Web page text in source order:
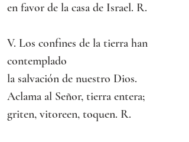
en favor de la casa de Israel. R.
V. Los confines de la tierra han
contemplado
la salvación de nuestro Dios.
Aclama al Señor, tierra entera;
griten, vitoreen, toquen. R.